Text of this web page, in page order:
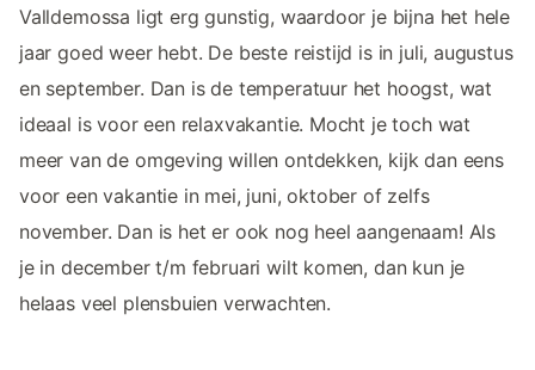
Valldemossa ligt erg gunstig, waardoor je bijna het hele
jaar goed weer hebt. De beste reistijd is in juli, augustus
en september. Dan is de temperatuur het hoogst, wat
ideaal is voor een relaxvakantie. Mocht je toch wat
meer van de omgeving willen ontdekken, kijk dan eens
voor een vakantie in mei, juni, oktober of zelfs
november. Dan is het er ook nog heel aangenaam! Als
je in december t/m februari wilt komen, dan kun je
helaas veel plensbuien verwachten.